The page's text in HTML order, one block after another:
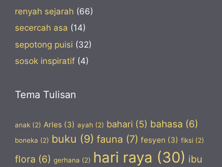
renyah sejarah (66)
secercah asa (14)
sepotong puisi (32)
sosok inspiratif (4)
Tema Tulisan
anak (2) Arles (3) ayah (2) bahari (5) bahasa (6)
boneka (2) buku (9) fauna (7) fesyen (3) fiksi (2)
flora (6) gerhana (2) hari raya (30) ibu